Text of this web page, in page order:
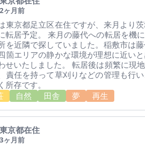
2ヶ月前
東京都足立区在住ですが、来月より
転居予定。 来月の藤代への転居を機
を近隣で探していました。稲敷市は藤
箇エリアの静かな環境が理想に近い
せいたしました。 転居後は頻繁に現
責任を持って草刈りなどの管理も行
所存です。
自然 田舎 夢 再生
東京都在住
3ヶ月前